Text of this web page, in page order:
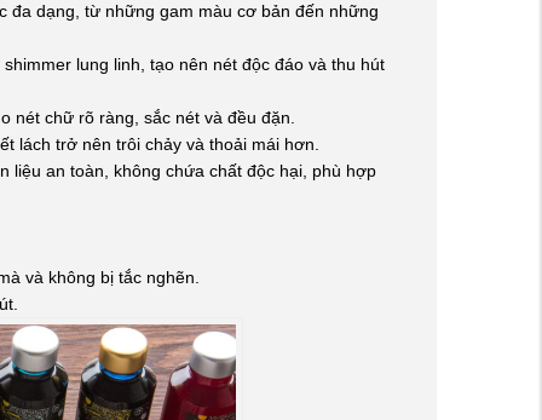
đa dạng, từ những gam màu cơ bản đến những
lung linh, tạo nên nét độc đáo và thu hút
nét chữ rõ ràng, sắc nét và đều đặn.
lách trở nên trôi chảy và thoải mái hơn.
liệu an toàn, không chứa chất độc hại, phù hợp
và không bị tắc nghẽn.